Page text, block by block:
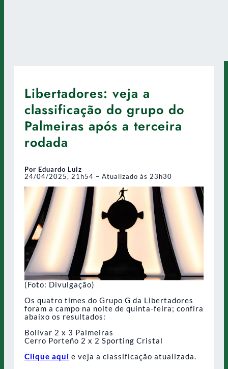
Libertadores: veja a
classificação do grupo do
Palmeiras após a terceira
rodada
Por Eduardo Luiz
24/04/2025, 21h54 – Atualizado às 23h30
(Foto: Divulgação)
Os quatro times do Grupo G da Libertadores
foram a campo na noite de quinta-feira; confira
abaixo os resultados:
Bolívar 2 x 3 Palmeiras
Cerro Porteño 2 x 2 Sporting Cristal
Clique aqui e veja a classificação atualizada.